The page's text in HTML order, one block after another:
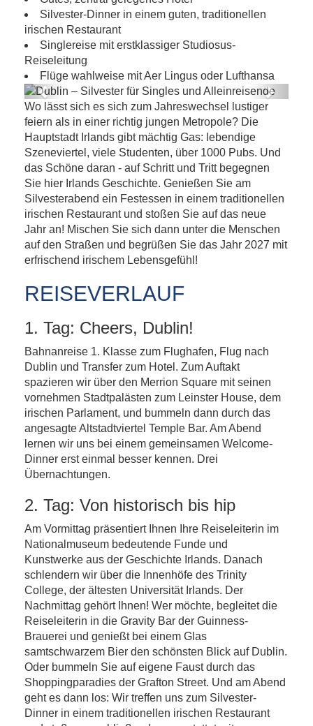
Silvester-Dinner in einem guten, traditionellen
irischen Restaurant
Singlereise mit erstklassiger Studiosus-
Reiseleitung
Flüge wahlweise mit Aer Lingus oder Lufthansa
Dublin – Silvester für Singles und
Alleinreisende
Previous Next
Wo lässt sich es sich zum Jahreswechsel lustiger
feiern als in einer richtig jungen Metropole? Die
Hauptstadt Irlands gibt mächtig Gas: lebendige
Szeneviertel, viele Studenten, über 1000 Pubs. Und
das Schöne daran - auf Schritt und Tritt begegnen
Sie hier Irlands Geschichte. Genießen Sie am
Silvesterabend ein Festessen in einem traditionellen
irischen Restaurant und stoßen Sie auf das neue
Jahr an! Mischen Sie sich dann unter die Menschen
auf den Straßen und begrüßen Sie das Jahr 2027 mit
erfrischend irischem Lebensgefühl!
REISEVERLAUF
1. Tag: Cheers, Dublin!
Bahnanreise 1. Klasse zum Flughafen, Flug nach
Dublin und Transfer zum Hotel. Zum Auftakt
spazieren wir über den Merrion Square mit seinen
vornehmen Stadtpalästen zum Leinster House, dem
irischen Parlament, und bummeln dann durch das
angesagte Altstadtviertel Temple Bar. Am Abend
lernen wir uns bei einem gemeinsamen Welcome-
Dinner erst einmal besser kennen. Drei
Übernachtungen.
2. Tag: Von historisch bis hip
Am Vormittag präsentiert Ihnen Ihre Reiseleiterin im
Nationalmuseum bedeutende Funde und
Kunstwerke aus der Geschichte Irlands. Danach
schlendern wir über die Innenhöfe des Trinity
College, der ältesten Universität Irlands. Der
Nachmittag gehört Ihnen! Wer möchte, begleitet die
Reiseleiterin in die Gravity Bar der Guinness-
Brauerei und genießt bei einem Glas
samtschwarzem Bier den schönsten Blick auf Dublin.
Oder bummeln Sie auf eigene Faust durch das
Shoppingparadies der Grafton Street. Und am Abend
geht es dann los: Wir treffen uns zum Silvester-
Dinner in einem traditionellen irischen Restaurant